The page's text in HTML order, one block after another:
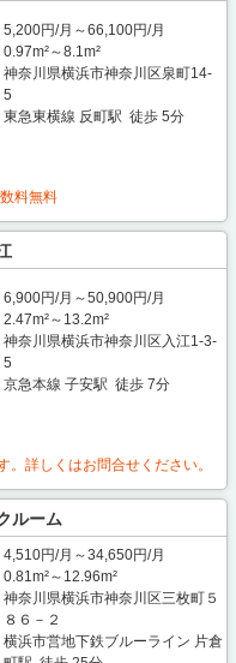
5,200円/月～66,100円/月
0.97m²～8.1m²
神奈川県横浜市神奈川区泉町14-
5
東急東横線 反町駅 徒歩 5分
料無料
6,900円/月～50,900円/月
2.47m²～13.2m²
神奈川県横浜市神奈川区入江1-3-
5
京急本線 子安駅 徒歩 7分
詳しくはお問合せください。
ルーム
4,510円/月～34,650円/月
0.81m²～12.96m²
神奈川県横浜市神奈川区三枚町５
８６－２
横浜市営地下鉄ブルーライン 片倉